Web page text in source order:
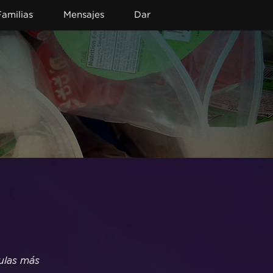
Mensajes Dar
más